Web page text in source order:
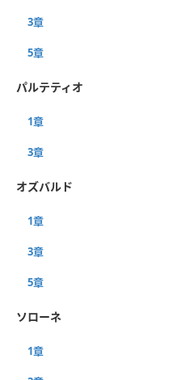
3章
5章
パルテティオ
1章
3章
オズバルド
1章
3章
5章
ソローネ
1章